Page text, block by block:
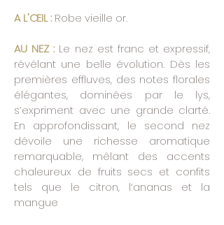
A L'ŒIL :Robe vieille or.
AU NEZ : Le nez est franc et expressif,
révélant une belle évolution. Dès les
premières effluves, des notes florales
élégantes, dominées par le lys,
s’expriment avec une grande clarté.
En approfondissant, le second nez
dévoile une richesse aromatique
remarquable, mêlant des accents
chaleureux de fruits secs et confits
tels que le citron, l’ananas et la
mangue